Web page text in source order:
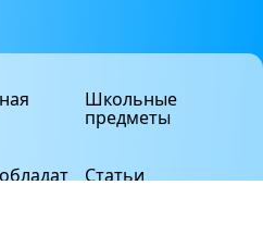
Школьные
предметы
Статьи